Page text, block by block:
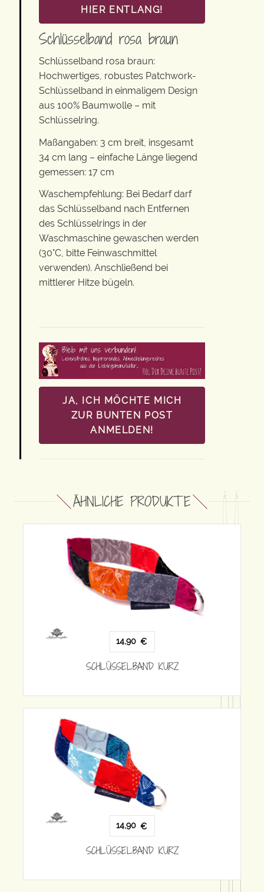
HIER ENTLANG!
Schlüsselband rosa braun
Schlüsselband rosa braun:
Hochwertiges, robustes Patchwork-
Schlüsselband in einmaligem Design
aus 100% Baumwolle – mit
Schlüsselring.
Maßangaben: 3 cm breit, insgesamt
34 cm lang – einfache Länge liegend
gemessen: 17 cm
Waschempfehlung: Bei Bedarf darf
das Schlüsselband nach Entfernen
des Schlüsselrings in der
Waschmaschine gewaschen werden
(30°C, bitte Feinwaschmittel
verwenden). Anschließend bei
mittlerer Hitze bügeln.
JA, ICH MÖCHTE MICH
ZUR BUNTEN POST
ANMELDEN!
ÄHNLICHE PRODUKTE
14,90
SCHLÜSSELBAND KURZ
14,90
SCHLÜSSELBAND KURZ